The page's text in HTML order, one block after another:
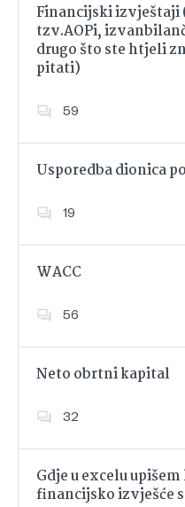
Financijski izvještaji
tzv.AOPi,
drugo što ste htjeli
pitati)
59
Usporedba dionica
19
WACC
56
Neto obrtni kapital
32
Gdje u excelu
financijsko izvješće